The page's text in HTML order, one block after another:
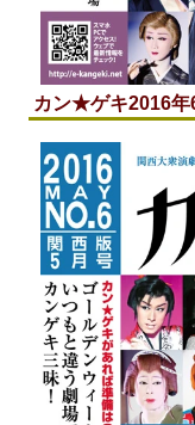
カン★ゲキ2016年